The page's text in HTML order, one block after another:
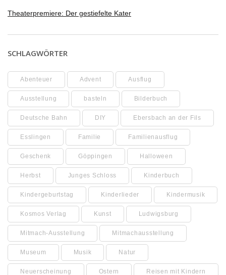
Theaterpremiere: Der gestiefelte Kater
SCHLAGWÖRTER
Abenteuer Advent Ausflug
Ausstellung basteln Bilderbuch
Deutsche Bahn DIY Ebersbach an der Fils
Esslingen Familie Familienausflug
Geschenk Göppingen Halloween
Herbst Junges Schloss Kinderbuch
Kindergeburtstag Kinderlieder Kindermusik
Kosmos Verlag Kunst Ludwigsburg
Mitmach-Ausstellung Mitmachausstellung
Museum Musik Natur
Neuerscheinung Ostern Reisen mit Kindern